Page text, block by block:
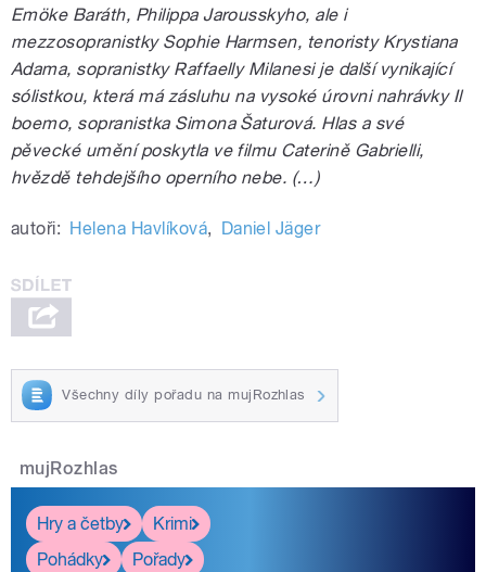
Emöke Baráth, Philippa Jarousskyho, ale i
mezzosopranistky Sophie Harmsen, tenoristy Krystiana
Adama, sopranistky Raffaelly Milanesi je další vynikající
sólistkou, která má zásluhu na vysoké úrovni nahrávky Il
boemo, sopranistka Simona Šaturová. Hlas a své
pěvecké umění poskytla ve filmu Caterině Gabrielli,
hvězdě tehdejšího operního nebe. (…)
autoři: Helena Havlíková, Daniel Jäger
Všechny díly pořadu na mujRozhlas
mujRozhlas
Hry a četby
Krimi
Pohádky
Pořady